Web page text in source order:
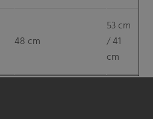
48 cm
53 cm
/ 41
cm